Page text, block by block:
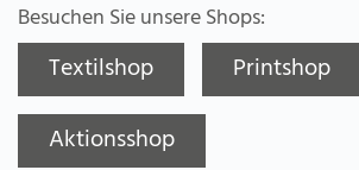
Besuchen Sie unsere Shops:
Textilshop
Printshop
Aktionsshop